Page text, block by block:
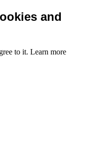
and
to it. Learn more